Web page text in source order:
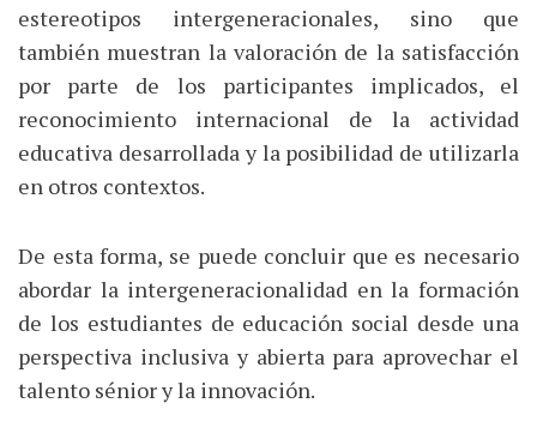
estereotipos intergeneracionales, sino que
también muestran la valoración de la satisfacción
por parte de los participantes implicados, el
reconocimiento internacional de la actividad
educativa desarrollada y la posibilidad de utilizarla
en otros contextos.
De esta forma, se puede concluir que es necesario
abordar la intergeneracionalidad en la formación
de los estudiantes de educación social desde una
perspectiva inclusiva y abierta para aprovechar el
talento sénior y la innovación.